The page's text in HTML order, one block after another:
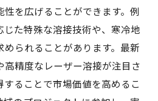
を広げることができます。例
じた特殊な溶接技術や、寒冷地
められることがあります。最新
精度なレーザー溶接が注目さ
ることで市場価値を高めるこ